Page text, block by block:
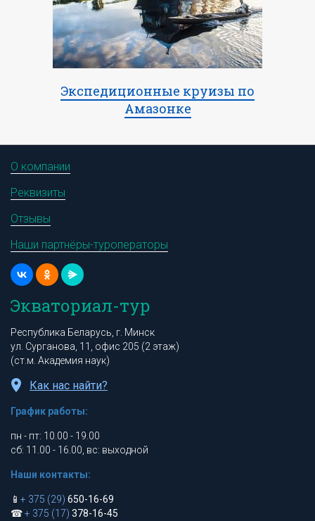
Экспедиционные круизы по
Амазонке
О компании
Реквизиты
Отзывы
Наши партнёры-туроператоры
Экваториал-тур
Республика Беларусь, г. Минск
ул. Сурганова, 11, офис 205 (2 этаж)
(ст.м. Академия наук)
Как нас найти?
График работы:
пн - пт: 10.00 - 19.00
сб: 11.00 - 16.00, вс: выходной
Наши контакты:
📱 + 375 (29) 650-16-69
☎+ 375 (17) 378-16-45